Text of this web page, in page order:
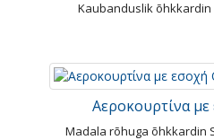
Kaubanduslik õhkkardin
Αεροκουρτίνα
Madala rõhuga õhkkardin